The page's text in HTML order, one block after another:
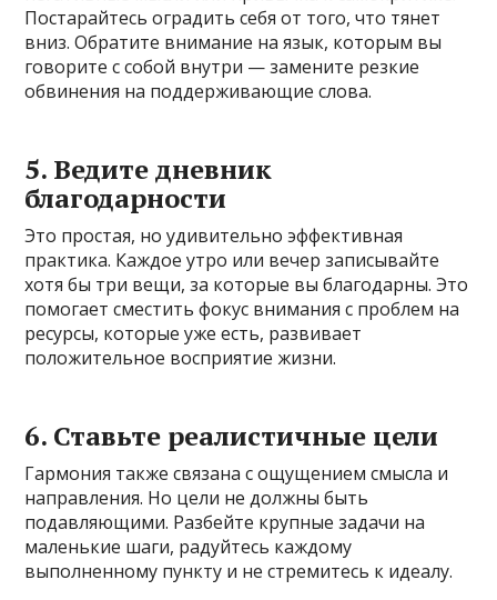
Постарайтесь оградить себя от того, что тянет
вниз. Обратите внимание на язык, которым вы
говорите с собой внутри — замените резкие
обвинения на поддерживающие слова.
5. Ведите дневник
благодарности
Это простая, но удивительно эффективная
практика. Каждое утро или вечер записывайте
хотя бы три вещи, за которые вы благодарны. Это
помогает сместить фокус внимания с проблем на
ресурсы, которые уже есть, развивает
положительное восприятие жизни.
6. Ставьте реалистичные цели
Гармония также связана с ощущением смысла и
направления. Но цели не должны быть
подавляющими. Разбейте крупные задачи на
маленькие шаги, радуйтесь каждому
выполненному пункту и не стремитесь к идеалу.